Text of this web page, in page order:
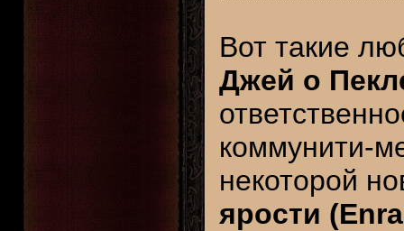
Вот такие
Джей о
коммунити-
некоторой
ярости